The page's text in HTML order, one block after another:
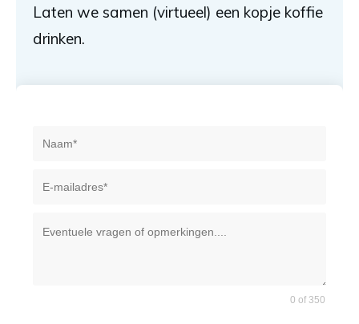
Laten we samen (virtueel) een kopje koffie
drinken.
0 of 350